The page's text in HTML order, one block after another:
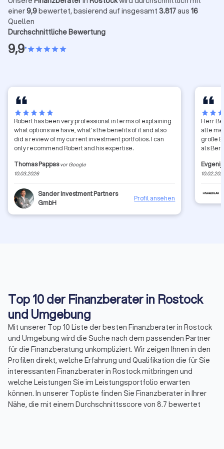
einer9,9bewertet, basierend auf insgesamt 3.817aus 16
Quellen
Durchschnittliche Bewertung
9,9•starstarstarstarstar
starstarstarstarstar
Robert has been very professional in terms of explaining
what options we have, what’s the benefits of it and also
did a review of my current investment portfolios. I can
only recommend Robert and his expertise.
Thomas Pappas vor Google
10.03.2026
Sander Investment Partners
GmbH
Profil ansehen
starstar
Herr
alle
große
als
Top 10 der Finanzberater in Rostock
und Umgebung
Mit unserer Top 10 Liste der besten Finanzberater in Rostock
und Umgebung wird die Suche nach dem passenden Partner
für die Finanzberatung unkompliziert. Wir zeigen Ihnen in den
Profilen direkt, welche Erfahrung und Qualifikation die für Sie
interessanten Finanzberater in Rostock mitbringen und
welche Leistungen Sie im Leistungsportfolio erwarten
können. In unserer Topliste finden Sie Finanzberater in Ihrer
Nähe, die mit einem Durchschnittsscore von 8.7 bewertet